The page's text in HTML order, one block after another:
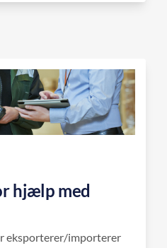
hjælp med
eksporterer/importerer